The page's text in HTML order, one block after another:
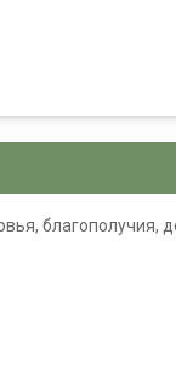
благополучия,